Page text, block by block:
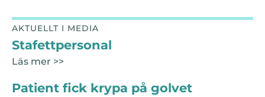
AKTUELLT I MEDIA
Stafettpersonal
Läs mer >>
Patient fick krypa på golvet